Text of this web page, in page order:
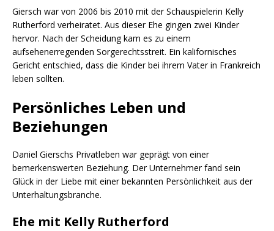
Giersch war von 2006 bis 2010 mit der Schauspielerin Kelly
Rutherford verheiratet. Aus dieser Ehe gingen zwei Kinder
hervor. Nach der Scheidung kam es zu einem
aufsehenerregenden Sorgerechtsstreit. Ein kalifornisches
Gericht entschied, dass die Kinder bei ihrem Vater in Frankreich
leben sollten.
Persönliches Leben und
Beziehungen
Daniel Gierschs Privatleben war geprägt von einer
bemerkenswerten Beziehung. Der Unternehmer fand sein
Glück in der Liebe mit einer bekannten Persönlichkeit aus der
Unterhaltungsbranche.
Ehe mit Kelly Rutherford